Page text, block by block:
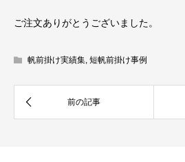
ご注文ありがとうございました。
帆前掛け実績集, 短帆前掛け事例